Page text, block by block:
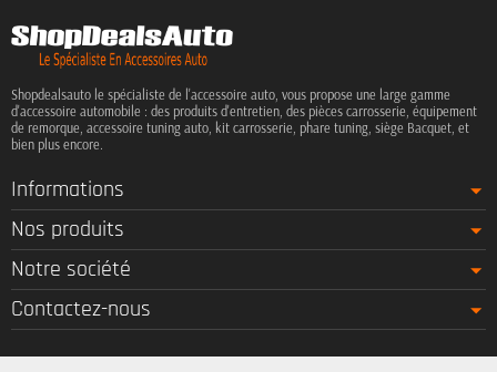
Shopdealsauto le spécialiste de l'accessoire auto, vous propose une large gamme
d'accessoire automobile : des produits d'entretien, des pièces carrosserie, équipement
de remorque, accessoire tuning auto, kit carrosserie, phare tuning, siège Bacquet, et
bien plus encore.
Informations
Nos produits
Notre société
Contactez-nous